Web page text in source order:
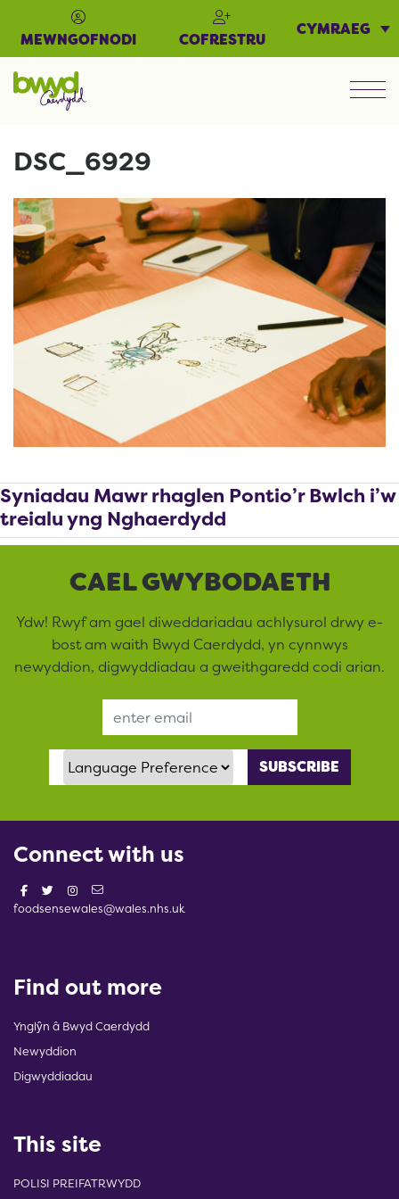
MEWNGOFNODI COFRESTRU
CYMRAEG
DSC_6929
Syniadau Mawr rhaglen Pontio’r Bwlch i’w
treialu yng Nghaerdydd
CAEL GWYBODAETH
Ydw! Rwyf am gael diweddariadau achlysurol drwy e-
bost am waith Bwyd Caerdydd, yn cynnwys
newyddion, digwyddiadau a gweithgaredd codi arian.
Language Preference
Connect with us
foodsensewales@wales.nhs.uk
Find out more
Ynglŷn â Bwyd Caerdydd
Newyddion
Digwyddiadau
This site
POLISI PREIFATRWYDD